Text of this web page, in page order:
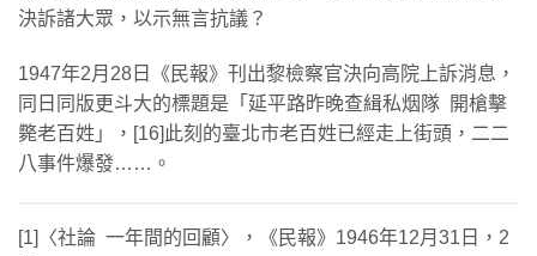
決訴諸大眾，以示無言抗議？
1947年2月28日《民報》刊出黎檢察官決向高院上訴消息，
同日同版更斗大的標題是「延平路昨晚查緝私烟隊 開槍擊
斃老百姓」，[16]此刻的臺北市老百姓已經走上街頭，二二
八事件爆發……。
[1]〈社論 一年間的回顧〉，《民報》1946年12月31日，2